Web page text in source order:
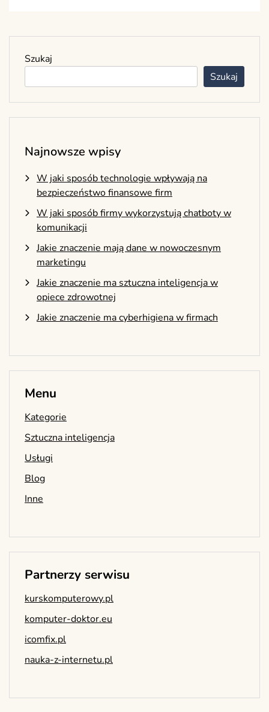
Szukaj
Szukaj
Najnowsze wpisy
W jaki sposób technologie wpływają na
bezpieczeństwo finansowe firm
W jaki sposób firmy wykorzystują chatboty w
komunikacji
Jakie znaczenie mają dane w nowoczesnym
marketingu
Jakie znaczenie ma sztuczna inteligencja w
opiece zdrowotnej
Jakie znaczenie ma cyberhigiena w firmach
Menu
Kategorie
Sztuczna inteligencja
Usługi
Blog
Inne
Partnerzy serwisu
kurskomputerowy.pl
komputer-doktor.eu
icomfix.pl
nauka-z-internetu.pl